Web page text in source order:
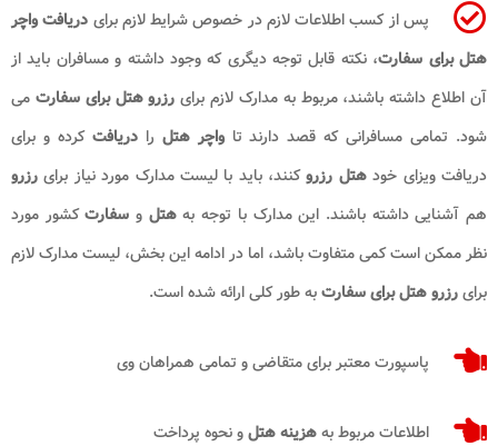
پس از کسب اطلاعات لازم در خصوص شرایط لازم برای دریافت واچر
هتل برای سفارت، نکته قابل توجه دیگری که وجود داشته و مسافران باید از
آن اطلاع داشته باشند، مربوط به مدارک لازم برای رزرو هتل برای سفارت می
شود. تمامی مسافرانی که قصد دارند تاواچر هتل رادریافت کرده و برای
دریافت ویزای خودهتل رزروکنند، باید با لیست مدارک مورد نیاز برایرزرو
هم آشنایی داشته باشند. این مدارک با توجه بههتل و سفارتکشور مورد
نظر ممکن است کمی متفاوت باشد، اما در ادامه این بخش، لیست مدارک لازم
برایرزرو هتل برای سفارتبه طور کلی ارائه شده است.
پاسپورت معتبر برای متقاضی و تمامی همراهان وی
اطلاعات مربوط بههزینه هتلو نحوه پرداخت